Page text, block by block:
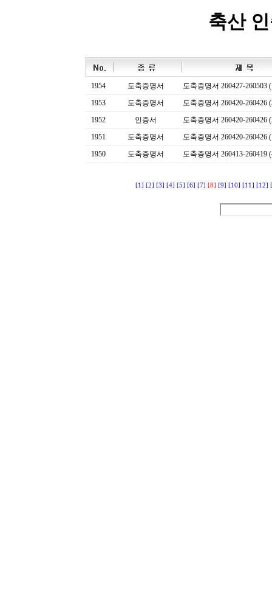
축산
1954 도축증명서
도축증명서 260427-260503
1953
도축증명서
도축증명서 260420-260426
1952
인증서
도축증명서 260420-260426
1951
도축증명서
도축증명서 260420-260426
1950
도축증명서 도축증명서 260413-260419
[1] [2] [3] [4] [5] [6] [7] [8] [9] [10] [11] [12]